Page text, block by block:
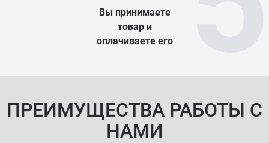
Вы принимаете
товар и
оплачиваете его
ПРЕИМУЩЕСТВА РАБОТЫ С
НАМИ